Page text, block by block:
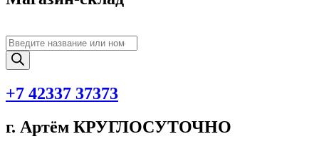
Поиск
товаров
+7 42337 37373
г. Артём КРУГЛОСУТОЧНО